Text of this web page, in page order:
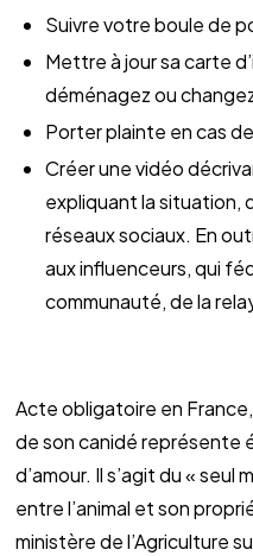
Suivre votre boule de
Mettre à jour sa carte
déménagez ou
Porter plainte en cas
Créer une vidéo
expliquant la situation,
réseaux sociaux. En
aux influenceurs, qui
communauté, de la
Acte obligatoire en
de son canidé représente
d’amour. Il s’agit du «
entre l’animal et son
ministère de l’Agriculture